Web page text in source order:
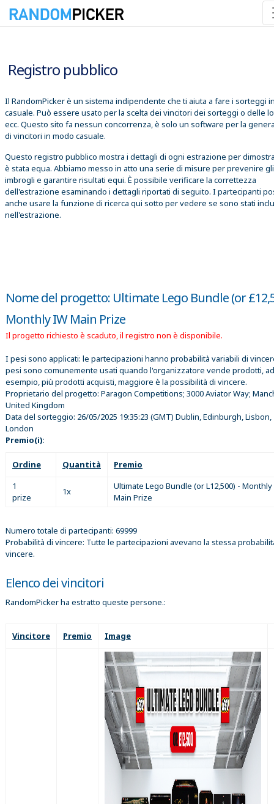
Registro pubblico
Il RandomPicker è un sistema indipendente che ti aiuta a fare i sorteggi
casuale. Può essere usato per la scelta dei vincitori dei sorteggi o delle
ecc. Questo sito fa nessun concorrenza, è solo un software per la
di vincitori in modo casuale.
Questo registro pubblico mostra i dettagli di ogni estrazione per
è stata equa. Abbiamo messo in atto una serie di misure per prevenire gli
imbrogli e garantire risultati equi. È possibile verificare la correttezza
dell'estrazione esaminando i dettagli riportati di seguito. I partecipanti
anche usare la funzione di ricerca qui sotto per vedere se sono stati
nell'estrazione.
Nome del progetto: Ultimate Lego Bundle (or
Monthly IW Main Prize
Il progetto richiesto è scaduto, il registro non è disponibile.
I pesi sono applicati: le partecipazioni hanno probabilità variabili di
pesi sono comunemente usati quando l'organizzatore vende prodotti, ad
esempio, più prodotti acquisti, maggiore è la possibilità di vincere.
Proprietario del progetto: Paragon Competitions; 3000 Aviator Way;
United Kingdom
Data del sorteggio: 26/05/2025 19:35:23 (GMT) Dublin, Edinburgh, Lisbon,
London
Premio(i):
Ordine Quantità
Premio
1
prize
1x
Ultimate Lego Bundle (or L12,500) -
Main Prize
Numero totale di partecipanti: 69999
Probabilità di vincere: Tutte le partecipazioni avevano la stessa
vincere.
Elenco dei vincitori
RandomPicker ha estratto queste persone.:
Vincitore Premio Image